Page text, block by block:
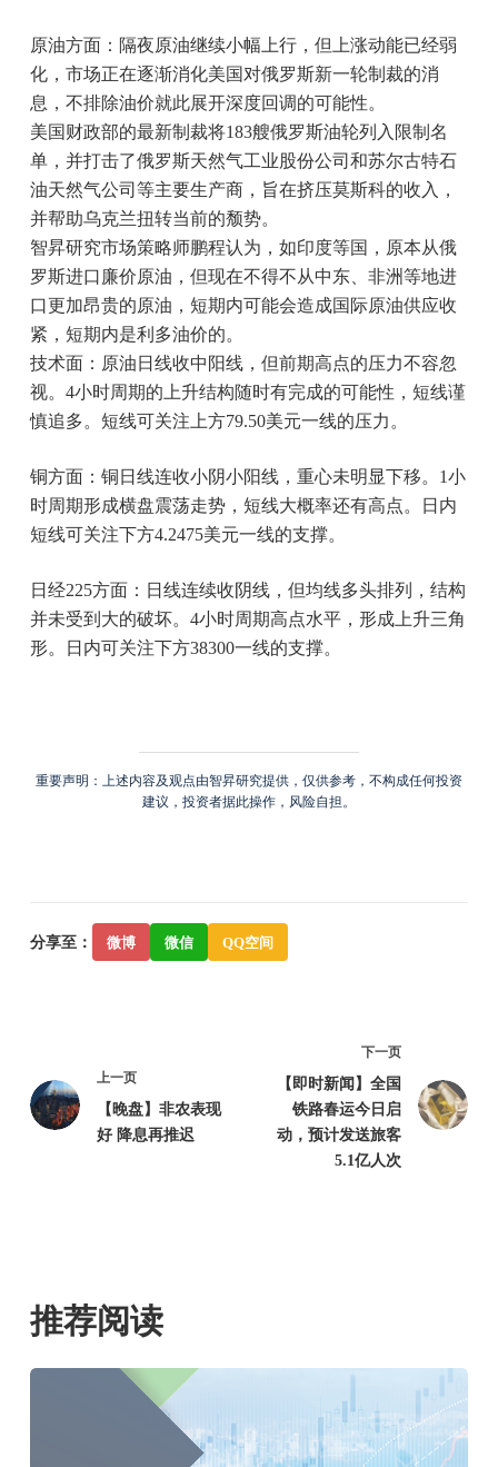
原油方面：隔夜原油继续小幅上行，但上涨动能已经弱
化，市场正在逐渐消化美国对俄罗斯新一轮制裁的消
息，不排除油价就此展开深度回调的可能性。
美国财政部的最新制裁将183艘俄罗斯油轮列入限制名
单，并打击了俄罗斯天然气工业股份公司和苏尔古特石
油天然气公司等主要生产商，旨在挤压莫斯科的收入，
并帮助乌克兰扭转当前的颓势。
智昇研究市场策略师鹏程认为，如印度等国，原本从俄
罗斯进口廉价原油，但现在不得不从中东、非洲等地进
口更加昂贵的原油，短期内可能会造成国际原油供应收
紧，短期内是利多油价的。
技术面：原油日线收中阳线，但前期高点的压力不容忽
视。4小时周期的上升结构随时有完成的可能性，短线谨
慎追多。短线可关注上方79.50美元一线的压力。
铜方面：铜日线连收小阴小阳线，重心未明显下移。1小
时周期形成横盘震荡走势，短线大概率还有高点。日内
短线可关注下方4.2475美元一线的支撑。
日经225方面：日线连续收阴线，但均线多头排列，结构
并未受到大的破坏。4小时周期高点水平，形成上升三角
形。日内可关注下方38300一线的支撑。
重要声明：上述内容及观点由智昇研究提供，仅供参考，不构成任何投资
建议，投资者据此操作，风险自担。
分享至： 微博 微信 QQ空间
上一页
【晚盘】非农表现
好 降息再推迟
下一页
【即时新闻】全国
铁路春运今日启
动，预计发送旅客
5.1亿人次
推荐阅读